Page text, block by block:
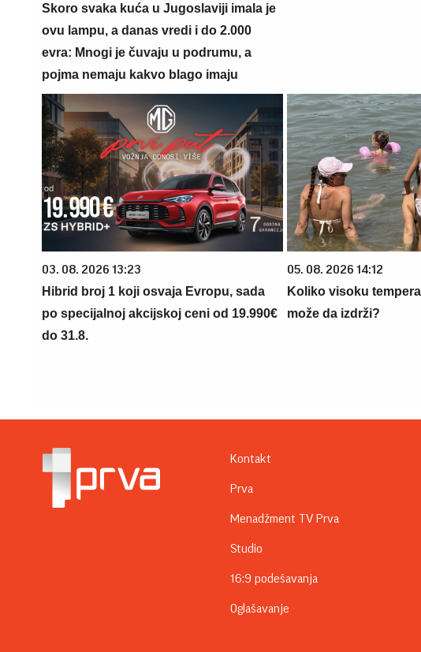
Skoro svaka kuća u Jugoslaviji imala je
ovu lampu, a danas vredi i do 2.000
evra: Mnogi je čuvaju u podrumu, a
pojma nemaju kakvo blago imaju
03. 08. 2026 13:23
Hibrid broj 1 koji osvaja Evropu, sada
po specijalnoj akcijskoj ceni od 19.990€
do 31.8.
05. 08. 2026 14:12
Koliko visoku
može da izdrži?
Kontakt
Prva
Menadžment TV Prva
Studio
16:9 podešavanja
Oglašavanje